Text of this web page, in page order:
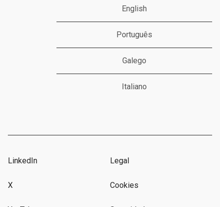
English
Português
Galego
Italiano
LinkedIn
X
Legal
Cookies